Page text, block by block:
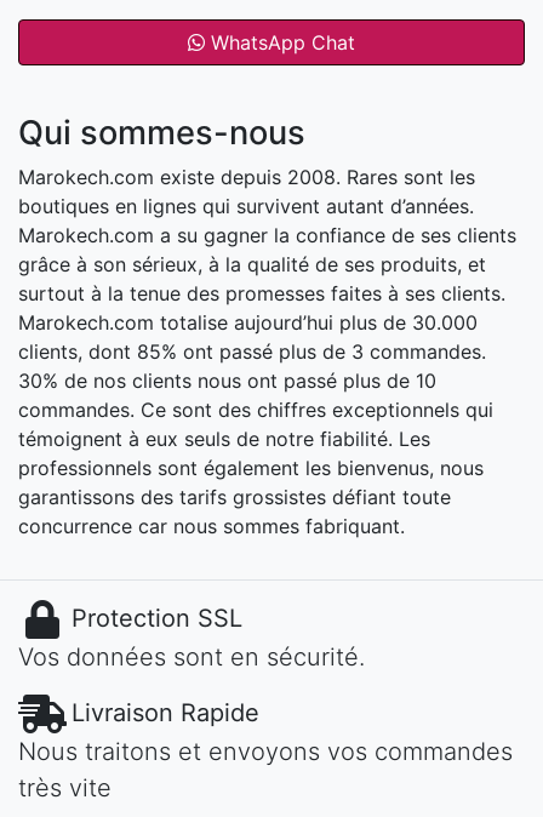
WhatsApp Chat
Qui sommes-nous
Marokech.com existe depuis 2008. Rares sont les
boutiques en lignes qui survivent autant d’années.
Marokech.com a su gagner la confiance de ses clients
grâce à son sérieux, à la qualité de ses produits, et
surtout à la tenue des promesses faites à ses clients.
Marokech.com totalise aujourd’hui plus de 30.000
clients, dont 85% ont passé plus de 3 commandes.
30% de nos clients nous ont passé plus de 10
commandes. Ce sont des chiffres exceptionnels qui
témoignent à eux seuls de notre fiabilité. Les
professionnels sont également les bienvenus, nous
garantissons des tarifs grossistes défiant toute
concurrence car nous sommes fabriquant.
Protection SSL
Vos données sont en sécurité.
Livraison Rapide
Nous traitons et envoyons vos commandes
très vite